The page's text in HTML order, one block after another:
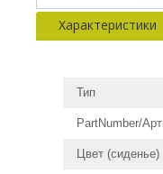
Характеристики
Тип
PartNumber/
Цвет (сиденье)